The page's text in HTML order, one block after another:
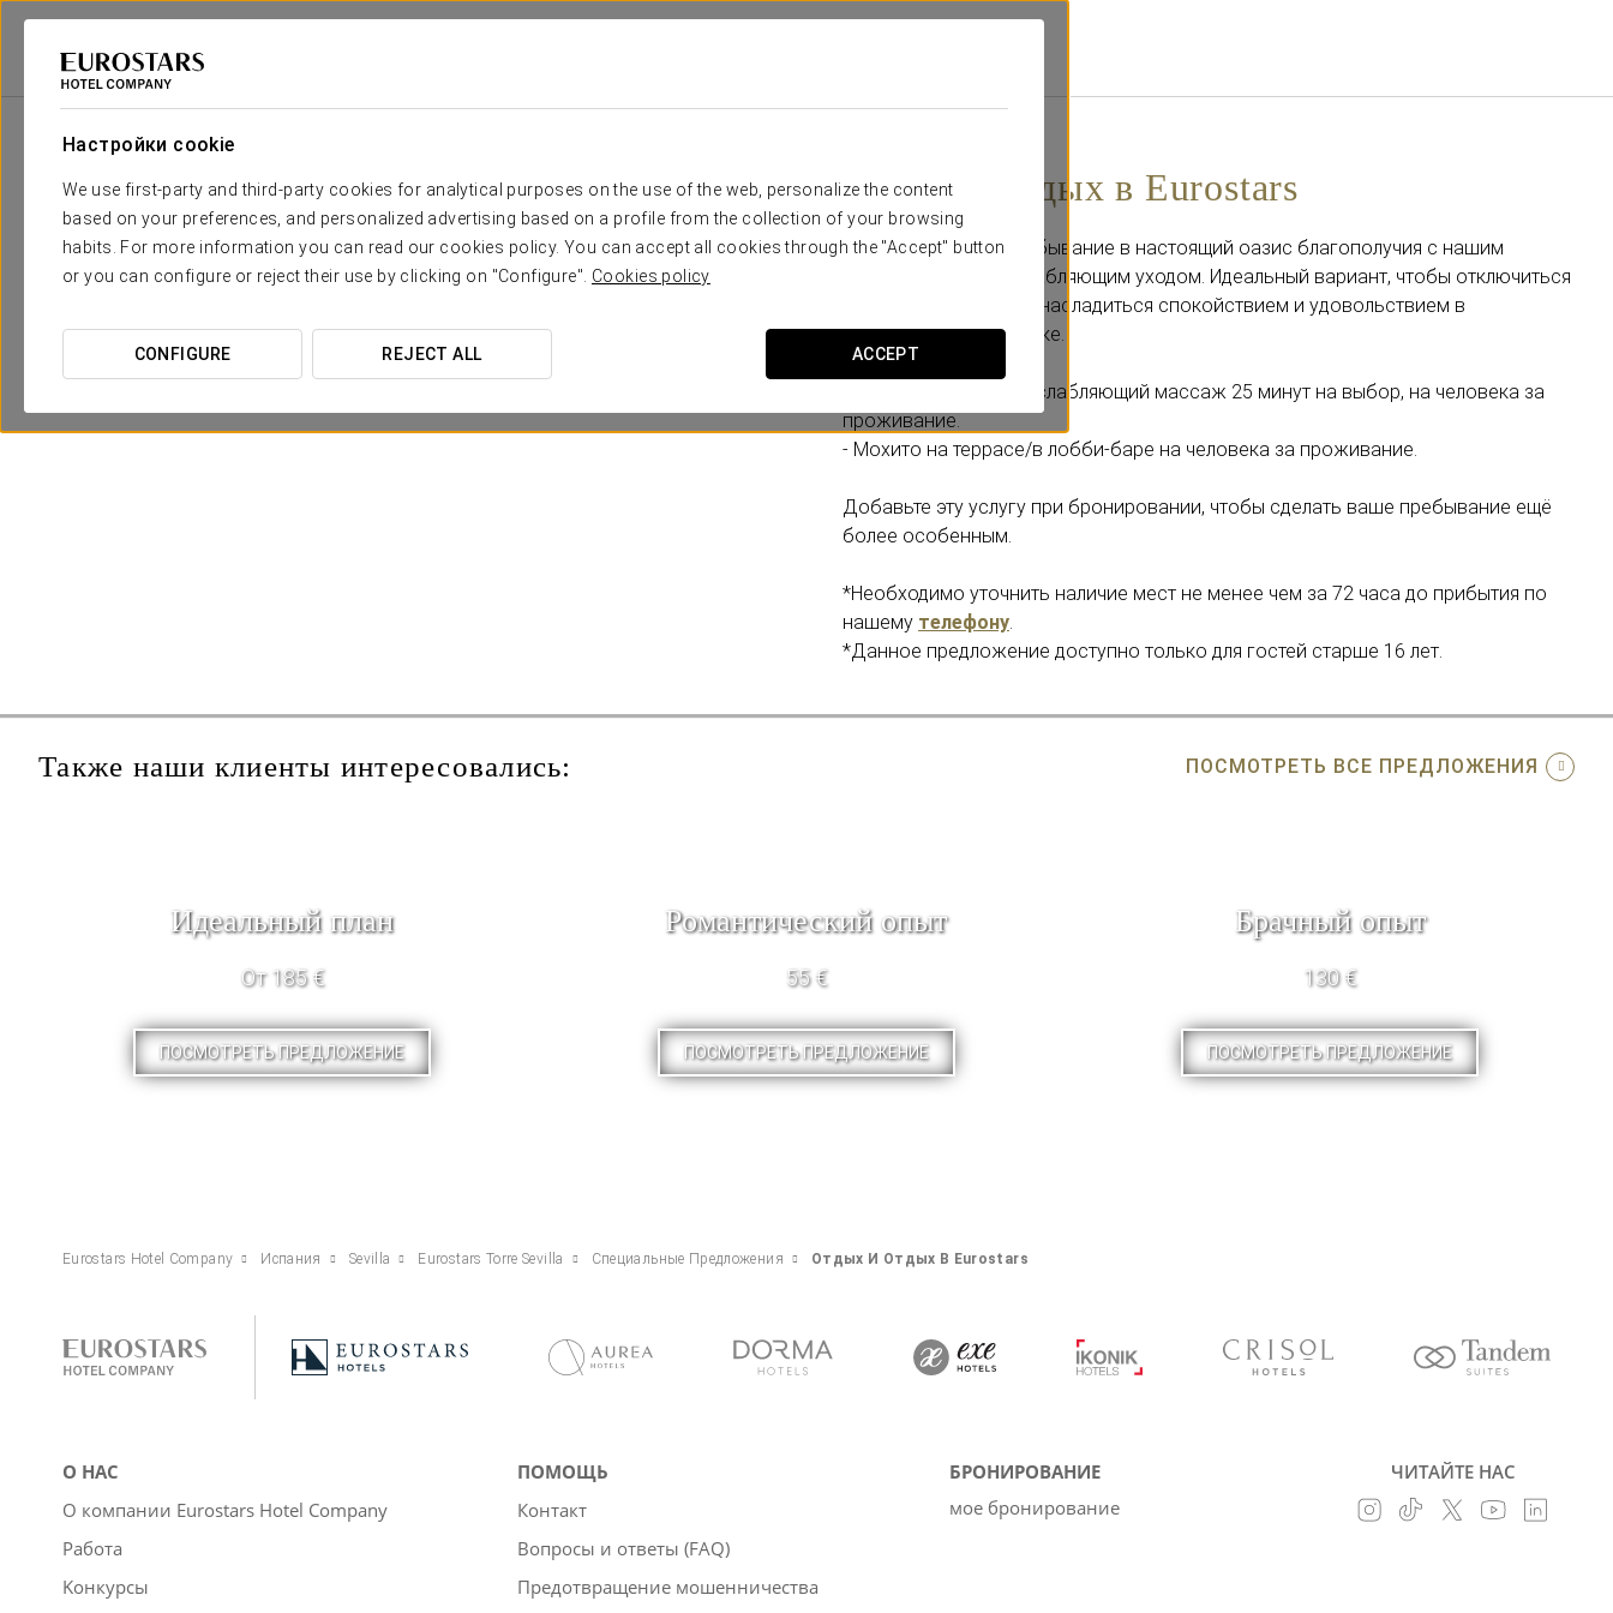
Настройки cookie
We use first-party and third-party cookies for analytical purposes on the use of the web, personalize the content
based on your preferences, and personalized advertising based on a profile from the collection of your browsing
habits. For more information you can read our cookies policy. You can accept all cookies through the "Accept" button
or you can configure or reject their use by clicking on "Configure". Cookies policy
CONFIGURE REJECT ALL ACCEPT
Eurostars Hotel Company
Отдых и отдых в Eurostars
Превратите ваше пребывание в настоящий оазис благополучия с нашим
эксклюзивным расслабляющим уходом. Идеальный вариант, чтобы отключиться
от повседневности и насладиться спокойствием и удовольствием в
уникальной обстановке.
- Спортивный или расслабляющий массаж 25 минут на выбор, на человека за
проживание.
- Мохито на террасе/в лобби-баре на человека за проживание.
Добавьте эту услугу при бронировании, чтобы сделать ваше пребывание ещё
более особенным.
*Необходимо уточнить наличие мест не менее чем за 72 часа до прибытия по
нашему телефону.
*Данное предложение доступно только для гостей старше 16 лет.
Также наши клиенты интересовались: ПОСМОТРЕТЬ ВСЕ ПРЕДЛОЖЕНИЯ
Идеальный план
От 185 €
ПОСМОТРЕТЬ ПРЕДЛОЖЕНИЕ
Pомантический опыт
55 €
ПОСМОТРЕТЬ ПРЕДЛОЖЕНИЕ
Брачный опыт
130 €
ПОСМОТРЕТЬ ПРЕДЛОЖЕНИЕ
Eurostars Hotel Company Испания Sevilla Eurostars Torre Sevilla Специальные Предложения Отдых И Отдых В Eurostars
О НАС
О компании Eurostars Hotel Company
Работа
Kонкурсы
ПОМОЩЬ
Контакт
Вопросы и ответы (FAQ)
Предотвращение мошенничества
БРОНИРОВАНИЕ
мое бронирование
ЧИТАЙТЕ НАС